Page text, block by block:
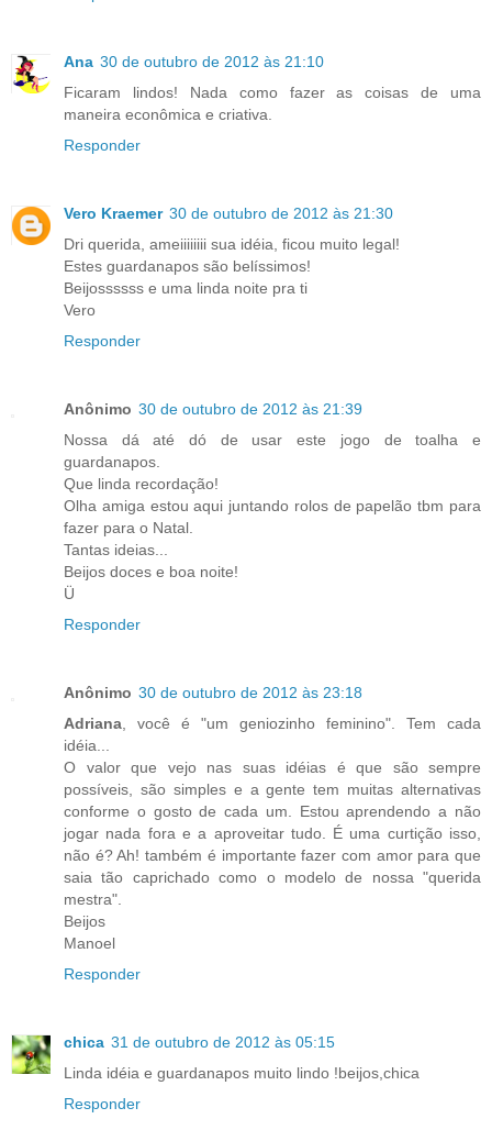
Ana 30 de outubro de 2012 às 21:10
Ficaram lindos! Nada como fazer as coisas de uma
maneira econômica e criativa.
Responder
Vero Kraemer 30 de outubro de 2012 às 21:30
Dri querida, ameiiiiiiii sua idéia, ficou muito legal!
Estes guardanapos são belíssimos!
Beijossssss e uma linda noite pra ti
Vero
Responder
Anônimo 30 de outubro de 2012 às 21:39
Nossa dá até dó de usar este jogo de toalha e
guardanapos.
Que linda recordação!
Olha amiga estou aqui juntando rolos de papelão tbm para
fazer para o Natal.
Tantas ideias...
Beijos doces e boa noite!
Ü
Responder
Anônimo 30 de outubro de 2012 às 23:18
Adriana , você é "um geniozinho feminino". Tem cada
idéia...
O valor que vejo nas suas idéias é que são sempre
possíveis, são simples e a gente tem muitas alternativas
conforme o gosto de cada um. Estou aprendendo a não
jogar nada fora e a aproveitar tudo. É uma curtição isso,
não é? Ah! também é importante fazer com amor para que
saia tão caprichado como o modelo de nossa "querida
mestra".
Beijos
Manoel
Responder
chica 31 de outubro de 2012 às 05:15
Linda idéia e guardanapos muito lindo !beijos,chica
Responder